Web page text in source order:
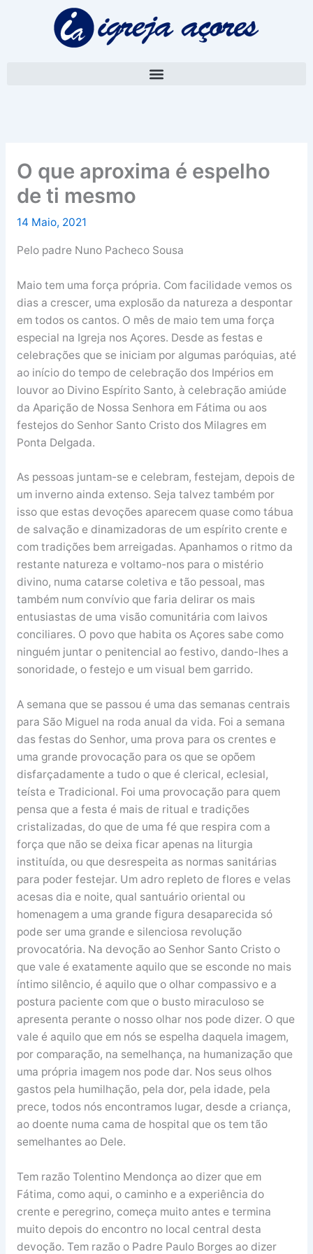
O que aproxima é espelho
de ti mesmo
14 Maio, 2021
Pelo padre Nuno Pacheco Sousa
Maio tem uma força própria. Com facilidade vemos os
dias a crescer, uma explosão da natureza a despontar
em todos os cantos. O mês de maio tem uma força
especial na Igreja nos Açores. Desde as festas e
celebrações que se iniciam por algumas paróquias, até
ao início do tempo de celebração dos Impérios em
louvor ao Divino Espírito Santo, à celebração amiúde
da Aparição de Nossa Senhora em Fátima ou aos
festejos do Senhor Santo Cristo dos Milagres em
Ponta Delgada.
As pessoas juntam-se e celebram, festejam, depois de
um inverno ainda extenso. Seja talvez também por
isso que estas devoções aparecem quase como tábua
de salvação e dinamizadoras de um espírito crente e
com tradições bem arreigadas. Apanhamos o ritmo da
restante natureza e voltamo-nos para o mistério
divino, numa catarse coletiva e tão pessoal, mas
também num convívio que faria delirar os mais
entusiastas de uma visão comunitária com laivos
conciliares. O povo que habita os Açores sabe como
ninguém juntar o penitencial ao festivo, dando-lhes a
sonoridade, o festejo e um visual bem garrido.
A semana que se passou é uma das semanas centrais
para São Miguel na roda anual da vida. Foi a semana
das festas do Senhor, uma prova para os crentes e
uma grande provocação para os que se opõem
disfarçadamente a tudo o que é clerical, eclesial,
teísta e Tradicional. Foi uma provocação para quem
pensa que a festa é mais de ritual e tradições
cristalizadas, do que de uma fé que respira com a
força que não se deixa ficar apenas na liturgia
instituída, ou que desrespeita as normas sanitárias
para poder festejar. Um adro repleto de flores e velas
acesas dia e noite, qual santuário oriental ou
homenagem a uma grande figura desaparecida só
pode ser uma grande e silenciosa revolução
provocatória. Na devoção ao Senhor Santo Cristo o
que vale é exatamente aquilo que se esconde no mais
íntimo silêncio, é aquilo que o olhar compassivo e a
postura paciente com que o busto miraculoso se
apresenta perante o nosso olhar nos pode dizer. O que
vale é aquilo que em nós se espelha daquela imagem,
por comparação, na semelhança, na humanização que
uma própria imagem nos pode dar. Nos seus olhos
gastos pela humilhação, pela dor, pela idade, pela
prece, todos nós encontramos lugar, desde a criança,
ao doente numa cama de hospital que os tem tão
semelhantes ao Dele.
Tem razão Tolentino Mendonça ao dizer que em
Fátima, como aqui, o caminho e a experiência do
crente e peregrino, começa muito antes e termina
muito depois do encontro no local central desta
devoção. Tem razão o Padre Paulo Borges ao dizer